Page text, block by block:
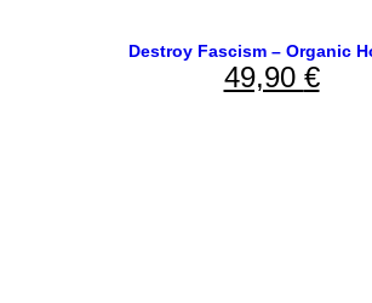
Destroy Fascism – Organic
49,90 €